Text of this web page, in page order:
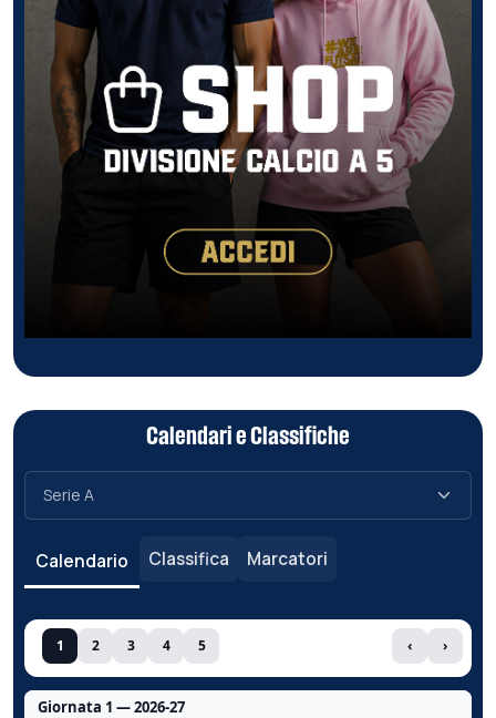
Calendari e Classifiche
Calendario Classifica Marcatori
1 2 3 4 5 ‹ ›
Giornata 1 — 2026-27